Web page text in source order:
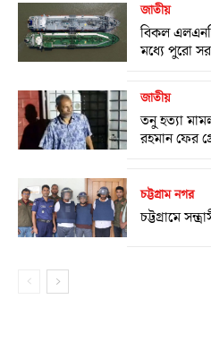
জাতীয়
বিকল
মধ্যে পুরো
জাতীয়
তনু হত্যা
রহমান ফের
চট্টগ্রাম নগর
চট্টগ্রামে